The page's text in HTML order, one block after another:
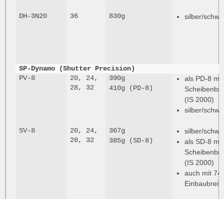
DH-3N20 36 830g silber/
SP-Dynamo (Shutter Precision)
PV-8
20, 24,
28, 32
390g
410g (PD-8)
als PD-8 mit
(IS 2000)
silber/
SV-8
20, 24,
28, 32
367g
385g (SD-8)
silber/
als SD-8 mit
(IS 2000)
auch mit 74